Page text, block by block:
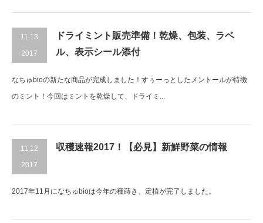
11.13
2017
ドライミント販売準備！乾燥、包装、ラベ
ル、表示シール添付
なちゅbioの新たな商品が完成しました！すぅーっとしたメントールが特徴
のミント！今回はミントを乾燥して、ドライミ...
11.12
2017
収穫速報2017！【必見】新鮮野菜の情報
2017年11月になちゅbioは今年の種蒔き、定植が完了しました。